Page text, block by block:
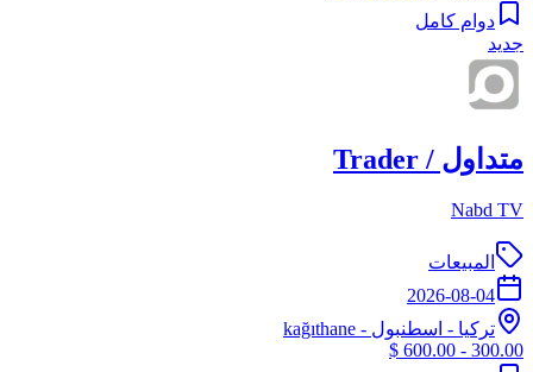
دوام كامل
جديد
متداول / Trader
Nabd TV
المبيعات
2026-08-04
تركيا - اسطنبول - kağıthane
300.00 - 600.00 $